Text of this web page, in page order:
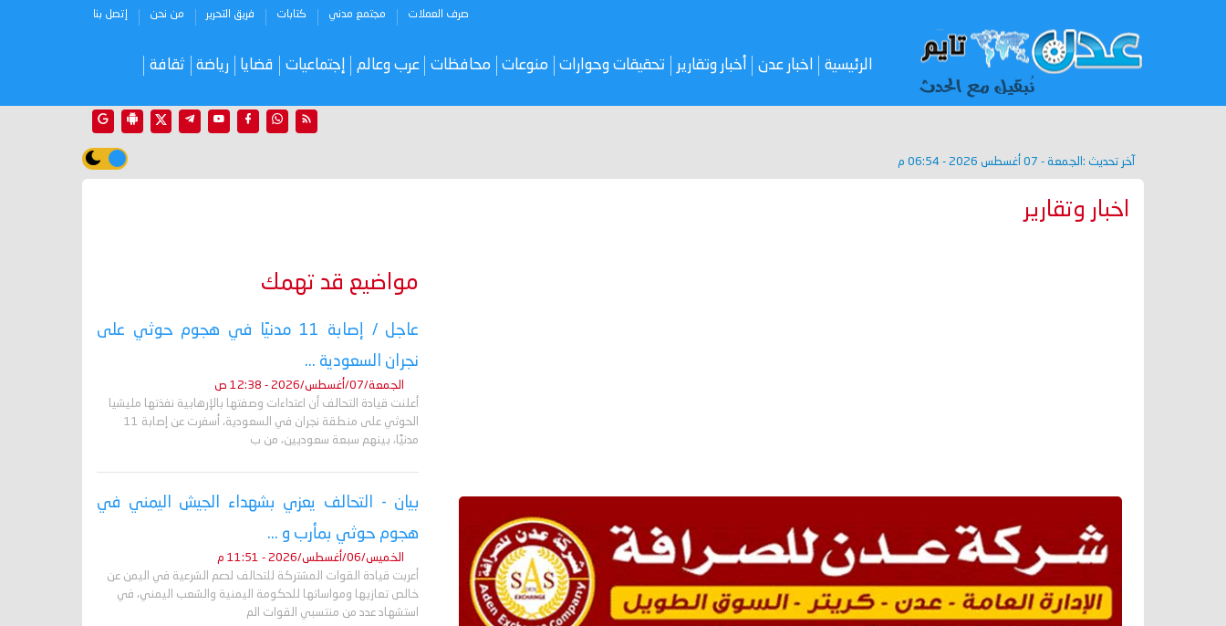
صرف العملات مجتمع مدني كتابات فريق التحرير من نحن إتصل بنا
الرئيسية اخبار عدن أخبار وتقارير تحقيقات وحوارات منوعات محافظات عرب وعالم إجتماعيات قضايا رياضة ثقافة
آخر تحديث : الجمعة - 07 أغسطس 2026 - 06:54 م
اخبار وتقارير
مواضيع قد تهمك
عاجل / إصابة 11 مدنيًا في هجوم حوثي على
نجران السعودية ...
الجمعة/07/أغسطس/2026 - 12:38 ص
أعلنت قيادة التحالف أن اعتداءات وصفتها بالإرهابية نفذتها مليشيا
الحوثي على منطقة نجران في السعودية، أسفرت عن إصابة 11
مدنيًا، بينهم سبعة سعوديين، من ب
بيان - التحالف يعزي بشهداء الجيش اليمني في
هجوم حوثي بمأرب و ...
الخميس/06/أغسطس/2026 - 11:51 م
أعربت قيادة القوات المشتركة للتحالف لدعم الشرعية في اليمن عن
خالص تعازيها ومواساتها للحكومة اليمنية والشعب اليمني، في
استشهاد عدد من منتسبي القوات الم